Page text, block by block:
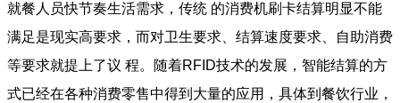
就餐人员快节奏生活需求，传统 的消费机刷卡结算明显不能
满足是现实高要求，而对卫生要求、结算速度要求、自助消费
等要求就提上了议 程。随着RFID技术的发展，智能结算的方
式已经在各种消费零售中得到大量的应用，具体到餐饮行业，